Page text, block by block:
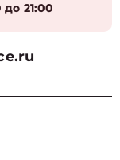
21:00